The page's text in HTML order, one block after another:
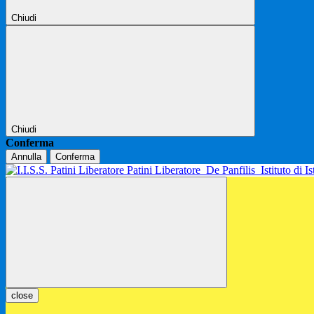
Chiudi
Chiudi
Conferma
Annulla Conferma
Patini Liberatore De Panfilis Istituto di
close